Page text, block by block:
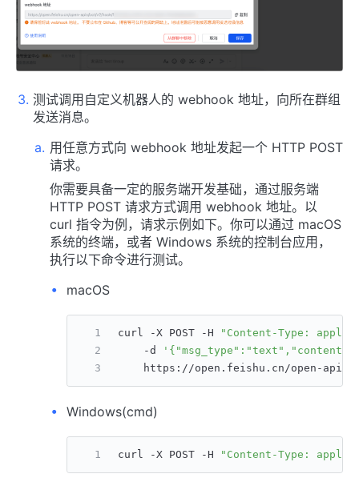
测试调用自定义机器人的 webhook 地址，向所在群组
发送消息。
用任意方式向 webhook 地址发起一个 HTTP POST
请求。
你需要具备一定的服务端开发基础，通过服务端
HTTP POST 请求方式调用 webhook 地址。以
curl 指令为例，请求示例如下。你可以通过 macOS
系统的终端，或者 Windows 系统的控制台应用，
执行以下命令进行测试。
macOS
curl -X POST -H
"Content-Type:
    -d
https://open.feishu.cn/open-
Windows(cmd)
curl -X POST -H "Content-Type: